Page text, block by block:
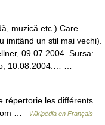
muzică etc.) Care
imitând un stil mai vechi).
09.07.2004. Sursa:
10.08.2004.… …
répertorie les différents
…
Wikipédia en Français